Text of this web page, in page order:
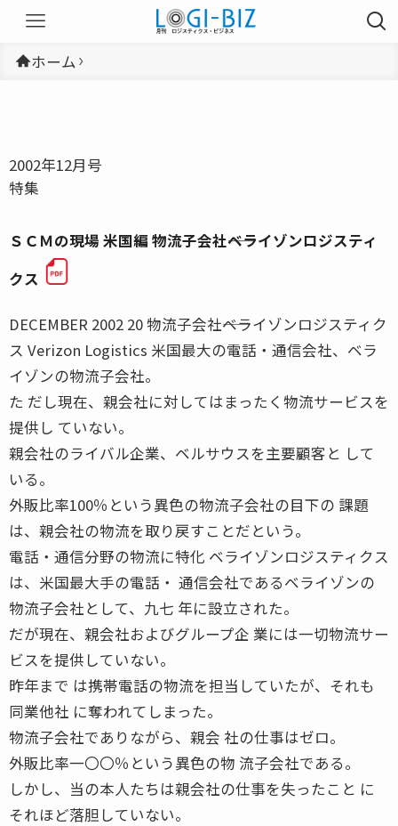
ホーム
2002年12月号
特集
ＳＣＭの現場 米国編 物流子会社――ベライゾンロジスティ
クス
DECEMBER 2002 20 物流子会社――ベライゾンロジスティク
ス Verizon Logistics 米国最大の電話・通信会社、ベラ
イゾンの物流子会社。
た だし現在、親会社に対してはまったく物流サービスを
提供し ていない。
親会社のライバル企業、ベルサウスを主要顧客と して
いる。
外販比率100％という異色の物流子会社の目下の 課題
は、親会社の物流を取り戻すことだという。
電話・通信分野の物流に特化 ベライゾンロジスティクス
は、米国最大手の電話・ 通信会社であるベライゾンの
物流子会社として、九七 年に設立された。
だが現在、親会社およびグループ企 業には一切物流サー
ビスを提供していない。
昨年まで は携帯電話の物流を担当していたが、それも
同業他社 に奪われてしまった。
物流子会社でありながら、親会 社の仕事はゼロ。
外販比率一〇〇％という異色の物 流子会社である。
しかし、当の本人たちは親会社の仕事を失ったこと に
それほど落胆していない。